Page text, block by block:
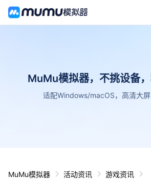
MuMu模拟器，不挑设备，
适配Windows/macOS，高清大
MuMu模拟器 活动资讯 游戏资讯